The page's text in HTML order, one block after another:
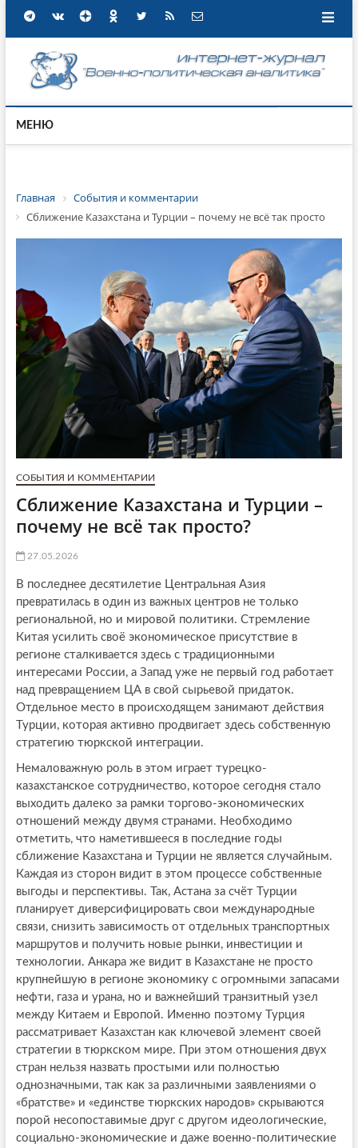
МЕНЮ
Главная
События и комментарии
Сближение Казахстана и Турции – почему не всё так просто
СОБЫТИЯ И КОММЕНТАРИИ
Сближение Казахстана и Турции –
почему не всё так просто?
27.05.2026
В последнее десятилетие Центральная Азия
превратилась в один из важных центров не только
региональной, но и мировой политики. Стремление
Китая усилить своё экономическое присутствие в
регионе сталкивается здесь с традиционными
интересами России, а Запад уже не первый год работает
над превращением ЦА в свой сырьевой придаток.
Отдельное место в происходящем занимают действия
Турции, которая активно продвигает здесь собственную
стратегию тюркской интеграции.
Немаловажную роль в этом играет турецко-
казахстанское сотрудничество, которое сегодня стало
выходить далеко за рамки торгово-экономических
отношений между двумя странами. Необходимо
отметить, что наметившееся в последние годы
сближение Казахстана и Турции не является случайным.
Каждая из сторон видит в этом процессе собственные
выгоды и перспективы. Так, Астана за счёт Турции
планирует диверсифицировать свои международные
связи, снизить зависимость от отдельных транспортных
маршрутов и получить новые рынки, инвестиции и
технологии. Анкара же видит в Казахстане не просто
крупнейшую в регионе экономику с огромными запасами
нефти, газа и урана, но и важнейший транзитный узел
между Китаем и Европой. Именно поэтому Турция
рассматривает Казахстан как ключевой элемент своей
стратегии в тюркском мире. При этом отношения двух
стран нельзя назвать простыми или полностью
однозначными, так как за различными заявлениями о
«братстве» и «единстве тюркских народов» скрываются
порой несопоставимые друг с другом идеологические,
социально-экономические и даже военно-политические